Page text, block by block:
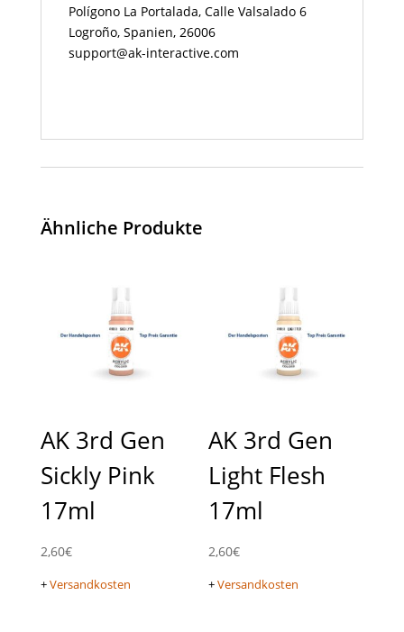
Polígono La Portalada, Calle Valsalado 6
Logroño, Spanien, 26006
support@ak-interactive.com
Ähnliche Produkte
AK 3rd Gen
Sickly Pink
17ml
2,60€
+Versandkosten
AK 3rd Gen
Light Flesh
17ml
2,60€
+Versandkosten